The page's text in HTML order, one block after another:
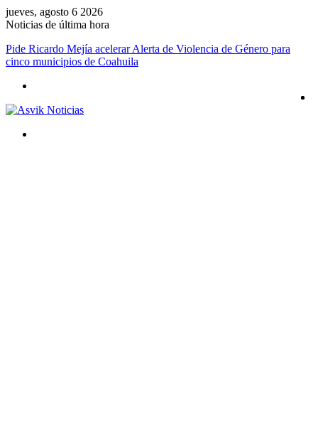
jueves, agosto 6 2026
Noticias de última hora
Pide Ricardo Mejía acelerar Alerta de Violencia de Género para
cinco municipios de Coahuila